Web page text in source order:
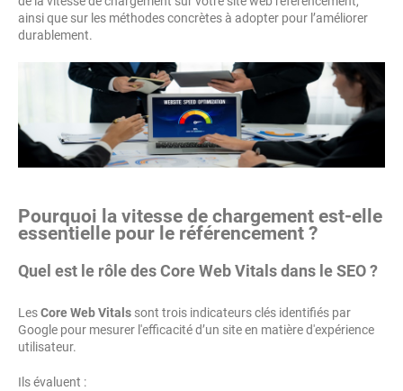
ainsi que sur les méthodes concrètes à adopter pour l’améliorer
durablement.
Pourquoi la vitesse de chargement est-elle
essentielle pour le référencement ?
Quel est le rôle des Core Web Vitals dans le SEO ?
LesCore Web Vitals sont trois indicateurs clés identifiés par
Google pour mesurer l'efficacité d’un site en matière d'expérience
utilisateur.
Ils évaluent :